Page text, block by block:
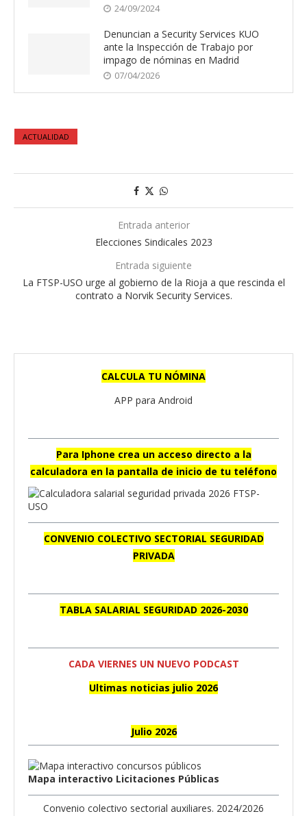
24/09/2024
Denuncian a Security Services KUO
ante la Inspección de Trabajo por
impago de nóminas en Madrid
07/04/2026
ACTUALIDAD
Entrada anterior
Elecciones Sindicales 2023
Entrada siguiente
La FTSP-USO urge al gobierno de la Rioja a que rescinda el
contrato a Norvik Security Services.
CALCULA TU NÓMINA
APP para Android
Para Iphone crea un acceso directo a la
calculadora en la pantalla de inicio de tu teléfono
CONVENIO COLECTIVO SECTORIAL SEGURIDAD
PRIVADA
TABLA SALARIAL SEGURIDAD 2026-2030
CADA VIERNES UN NUEVO PODCAST
Ultimas noticias julio 2026
Julio 2026
Mapa interactivo Licitaciones Públicas
Convenio colectivo sectorial auxiliares. 2024/2026